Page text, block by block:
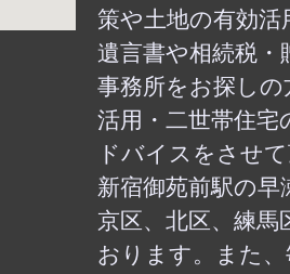
策や土地の有効活
遺言書や相続税
事務所をお探し
活用・二世帯住
ドバイスをさせ
新宿御苑前駅の早
京区、北区、練
おります。また